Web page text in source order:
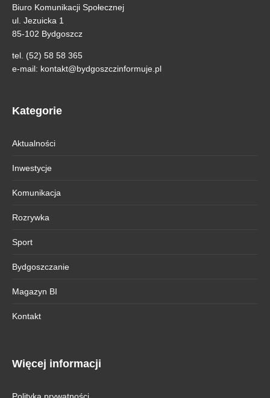
Biuro Komunikacji Społecznej
ul. Jezuicka 1
85-102 Bydgoszcz
tel. (52) 58 58 365
e-mail: kontakt@bydgoszczinformuje.pl
Kategorie
Aktualności
Inwestycje
Komunikacja
Rozrywka
Sport
Bydgoszczanie
Magazyn BI
Kontakt
Więcej informacji